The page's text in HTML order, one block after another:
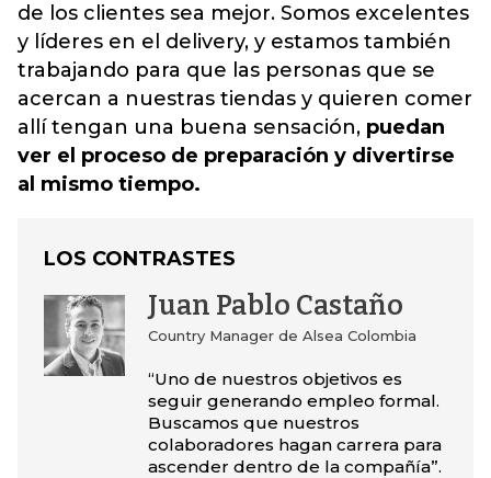
de los clientes sea mejor. Somos excelentes
y líderes en el delivery, y estamos también
trabajando para que las personas que se
acercan a nuestras tiendas y quieren comer
allí tengan una buena sensación, puedan
ver el proceso de preparación y divertirse
al mismo tiempo.
LOS CONTRASTES
Juan Pablo Castaño
Country Manager de Alsea Colombia
“Uno de nuestros objetivos es
seguir generando empleo formal.
Buscamos que nuestros
colaboradores hagan carrera para
ascender dentro de la compañía”.